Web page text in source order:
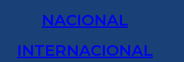
NACIONAL
INTERNACIONAL